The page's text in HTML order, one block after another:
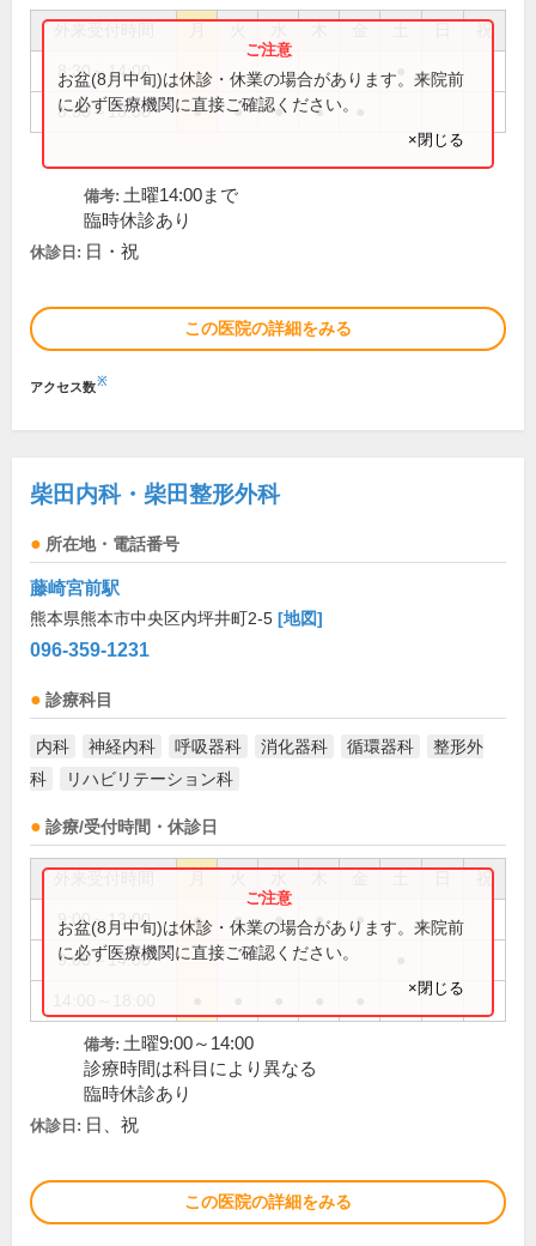
祝
8:30～14:00
8:30～18:00 ● ● ● ●
お盆(8月中旬)は休診・休業の場合があります。来院前
に必ず医療機関に直接ご確認ください。
×閉じる
備考: 土曜14:00まで
臨時休診あり
休診日: 日・祝
この医院の詳細をみる
アクセス数※
柴田内科・柴田整形外科
所在地・電話番号
藤崎宮前駅
熊本県熊本市中央区内坪井町2-5 [地図]
096-359-1231
診療科目
内科 神経内科 呼吸器科 消化器科 循環器科
整形外
科
リハビリテーション科
診療/受付時間・休診日
祝
9:00～13:00 ● ● ● ● ●
9:00～14:00
お盆(8月中旬)は休診・休業の場合があります。来院前
に必ず医療機関に直接ご確認ください。
×閉じる
備考: 土曜9:00～14:00
診療時間は科目により異なる
臨時休診あり
休診日: 日、祝
この医院の詳細をみる